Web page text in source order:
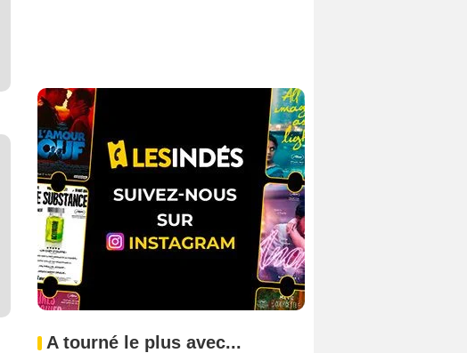
A tourné le plus avec...